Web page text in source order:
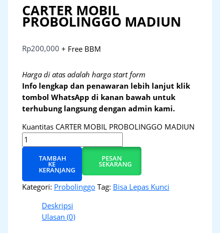
CARTER MOBIL
PROBOLINGGO MADIUN
Rp200,000 + Free BBM
Harga di atas adalah harga start form
Info lengkap dan penawaran lebih lanjut klik
tombol WhatsApp di kanan bawah untuk
terhubung langsung dengan admin kami.
Kuantitas CARTER MOBIL PROBOLINGGO MADIUN
TAMBAH
KE
KERANJANG
PESAN
SEKARANG
Kategori: Probolinggo Tag: Bisa Lepas Kunci
Deskripsi
Ulasan (0)